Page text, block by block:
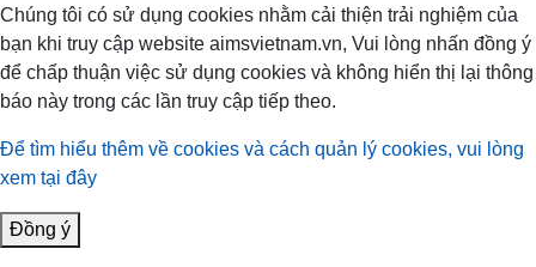
Chúng tôi có sử dụng cookies nhằm cải thiện trải nghiệm của
bạn khi truy cập website aimsvietnam.vn, Vui lòng nhấn đồng ý
để chấp thuận việc sử dụng cookies và không hiển thị lại thông
báo này trong các lần truy cập tiếp theo.
Để tìm hiểu thêm về cookies và cách quản lý cookies, vui lòng
xem tại đây
Đồng ý